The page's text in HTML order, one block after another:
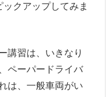
ックアップしてみま
講習は、いきなり
ペーパードライバ
は、一般車両がい